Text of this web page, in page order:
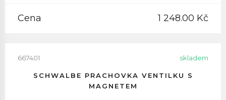
Cena 1 248.00 Kč
667401 skladem
SCHWALBE PRACHOVKA VENTILKU S
MAGNETEM